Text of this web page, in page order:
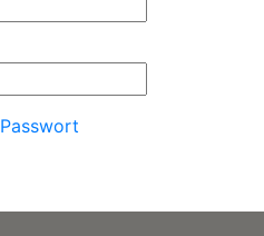
Passwort